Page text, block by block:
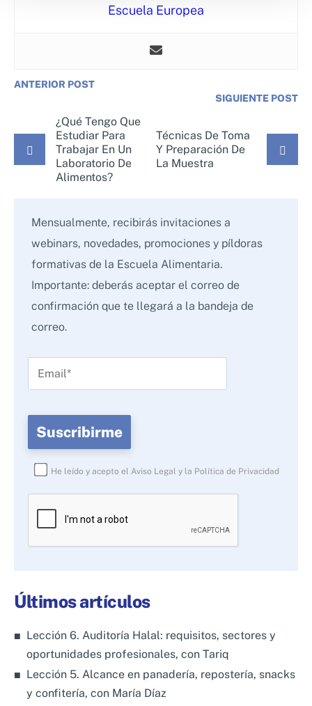
Escuela Europea
ANTERIOR POST
¿Qué Tengo Que
Estudiar Para
Trabajar En Un
Laboratorio De
Alimentos?
SIGUIENTE POST
Técnicas De Toma
Y Preparación De
La Muestra
Mensualmente, recibirás invitaciones a
webinars, novedades, promociones y píldoras
formativas de la Escuela Alimentaria.
Importante: deberás aceptar el correo de
confirmación que te llegará a la bandeja de
correo.
He leído y acepto el Aviso Legal y la Política de Privacidad
deja
vacío.
Últimos artículos
Lección 6. Auditoría Halal: requisitos, sectores y
oportunidades profesionales, con Tariq
Lección 5. Alcance en panadería, repostería, snacks
y confitería, con María Díaz